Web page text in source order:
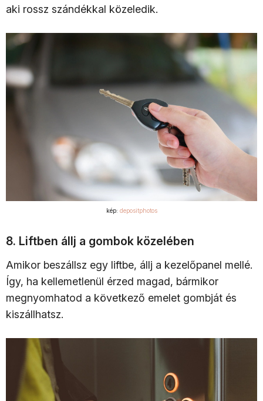
aki rossz szándékkal közeledik.
kép: depositphotos
8. Liftben állj a gombok közelében
Amikor beszállsz egy liftbe, állj a kezelőpanel mellé.
Így, ha kellemetlenül érzed magad, bármikor
megnyomhatod a következő emelet gombját és
kiszállhatsz.